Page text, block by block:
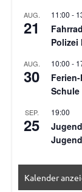
AUG.
21
11:00 -
Polizei
AUG.
30
10:00 -
SEP.
25
19:00
Kalender